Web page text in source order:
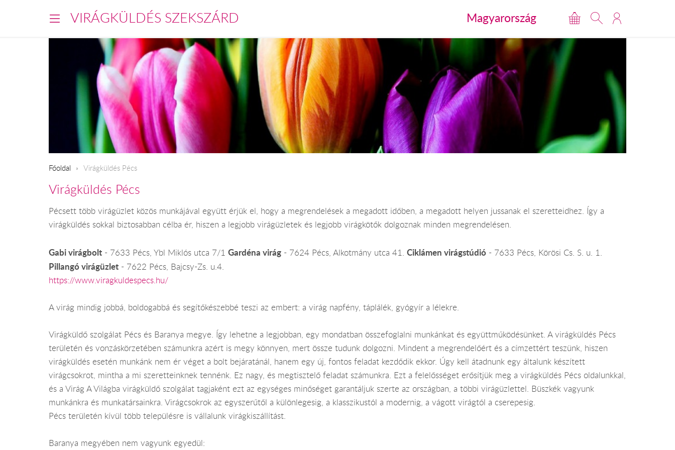
VIRÁGKÜLDÉS SZEKSZÁRD Magyarország
Főoldal Virágküldés Pécs
Virágküldés Pécs
Pécsett több virágüzlet közös munkájával együtt érjük el, hogy a megrendelések a megadott időben, a megadott helyen jussanak el szeretteidhez. Így a
virágküldés sokkal biztosabban célba ér, hiszen a legjobb virágüzletek és legjobb virágkötők dolgoznak minden megrendelésen.
Gabi virágbolt - 7633 Pécs, Ybl Miklós utca 7/1 Gardéna virág - 7624 Pécs, Alkotmány utca 41. Ciklámen virágstúdió - 7633 Pécs, Körösi Cs. S. u. 1.
Pillangó virágüzlet - 7622 Pécs, Bajcsy-Zs. u.4.
https://www.viragkuldespecs.hu/
A virág mindig jobbá, boldogabbá és segítőkészebbé teszi az embert: a virág napfény, táplálék, gyógyír a lélekre.
Virágküldő szolgálat Pécs és Baranya megye. Így lehetne a legjobban, egy mondatban összefoglalni munkánkat és együttműködésünket. A virágküldés Pécs
területén és vonzáskörzetében számunkra azért is megy könnyen, mert össze tudunk dolgozni. Mindent a megrendelőért és a címzettért teszünk, hiszen
virágküldés esetén munkánk nem ér véget a bolt bejáratánál, hanem egy új, fontos feladat kezdődik ekkor. Úgy kell átadnunk egy általunk készített
virágcsokrot, mintha a mi szeretteinknek tennénk. Ez nagy, és megtisztelő feladat számunkra. Ezt a felelősséget erősítjük meg a virágküldés Pécs oldalunkkal,
és a Virág A Világba virágküldő szolgálat tagjaként ezt az egységes minőséget garantáljuk szerte az országban, a többi virágüzlettel. Büszkék vagyunk
munkánkra és munkatársainkra. Virágcsokrok az egyszerűtől a különlegesig, a klasszikustól a modernig, a vágott virágtól a cserepesig.
Pécs területén kívül több településre is vállalunk virágkiszállítást.
Baranya megyében nem vagyunk egyedül: